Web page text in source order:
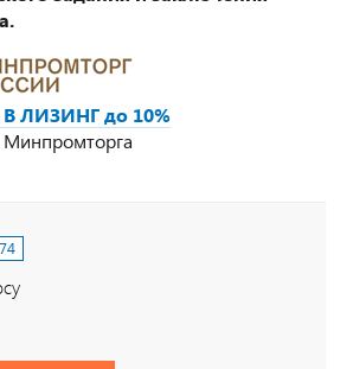
ЛИЗИНГ до 10%
Минпромторга